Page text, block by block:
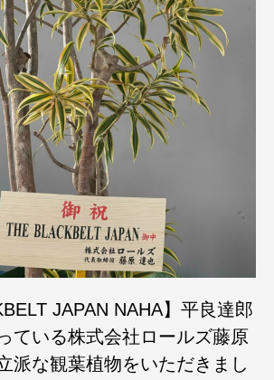
JAPAN NAHA】平良達郎
ている株式会社ロールズ藤原
派な観葉植物をいただきまし